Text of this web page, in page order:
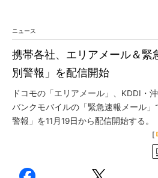
ニュース
携帯各社、エリアメール＆緊
別警報」を配信開始
ドコモの「エリアメール」、KDDI・
バンクモバイルの「緊急速報メール」
警報」を11月19日から配信開始する。
[